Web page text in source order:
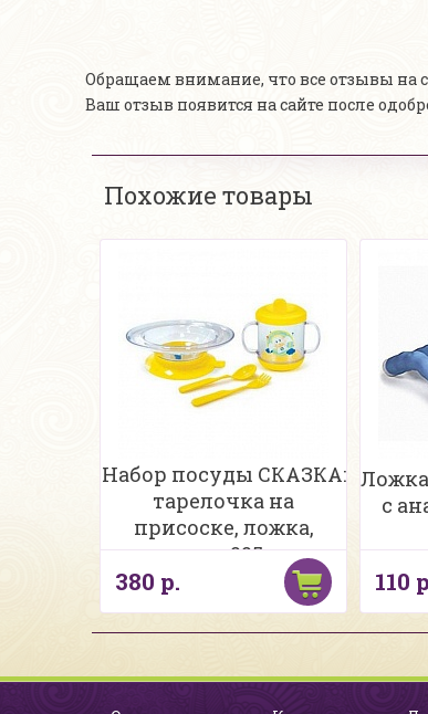
Обращаем внимание, что все отзывы на
Ваш отзыв появится на сайте после
Похожие товары
Набор посуды СКАЗКА:
тарелочка на
присоске, ложка,
кружка 225 мл,
вилочка
380 р.
с
110